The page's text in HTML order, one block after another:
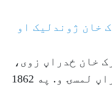
خان ژوندلیک او
خان ځدراڼ زوی،
د سردار فتح خان ځدراڼ لمسۍ و. په 1862